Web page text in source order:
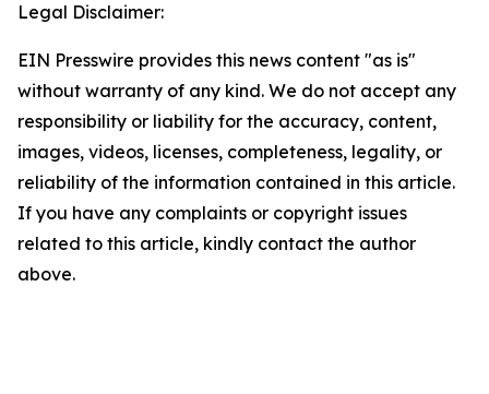
Legal Disclaimer:
EIN Presswire provides this news content "as is"
without warranty of any kind. We do not accept any
responsibility or liability for the accuracy, content,
images, videos, licenses, completeness, legality, or
reliability of the information contained in this article.
If you have any complaints or copyright issues
related to this article, kindly contact the author
above.